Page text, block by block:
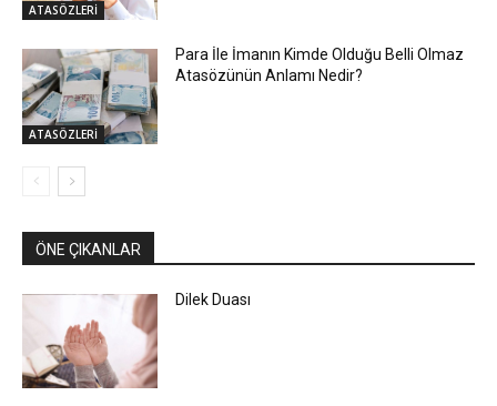
ATASÖZLERİ
ATASÖZLERİ
Para İle İmanın Kimde Olduğu Belli Olmaz
Atasözünün Anlamı Nedir?
ÖNE ÇIKANLAR
Dilek Duası